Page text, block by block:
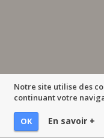
Notre site utilise des
continuant votre
OK En savoir +
MENTIONS LÉGALES